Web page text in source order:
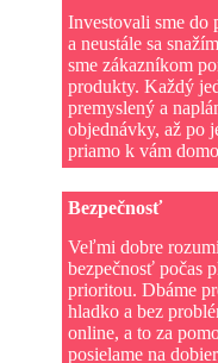
Investovali sme do
a neustále sa
sme zákazníkom
produkty. Každý
premyslený a
objednávky, až po
priamo k vám
Bezpečnosť
Veľmi dobre
bezpečnosť počas
prioritou. Dbáme
hladko a bez
online, a to za
posielame na